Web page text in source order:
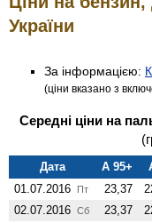
України
За інформацією:
(ціни вказано з
Середні ціни на
Дата А 95+
01.07.2016
Пт 23,37
02.07.2016 Сб 23,37